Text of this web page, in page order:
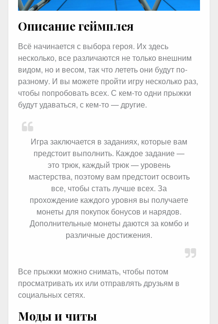
Описание геймплея
Всё начинается с выбора героя. Их здесь
несколько, все различаются не только внешним
видом, но и весом, так что лететь они будут по-
разному. И вы можете пройти игру несколько раз,
чтобы попробовать всех. С кем-то одни прыжки
будут удаваться, с кем-то — другие.
Игра заключается в заданиях, которые вам
предстоит выполнить. Каждое задание —
это трюк, каждый трюк — уровень
мастерства, поэтому вам предстоит освоить
все, чтобы стать лучше всех. За
прохождение каждого уровня вы получаете
монеты для покупок бонусов и нарядов.
Дополнительные монеты даются за комбо и
различные достижения.
Все прыжки можно снимать, чтобы потом
просматривать их или отправлять друзьям в
социальных сетях.
Моды и читы